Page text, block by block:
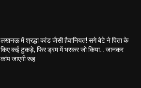
लखनऊ में श्रद्धा कांड जैसी हैवानियत! सगे बेटे ने पिता के
किए कई टुकड़े, फिर ड्रम में भरकर जो किया… जानकर
कांप जाएगी रूह